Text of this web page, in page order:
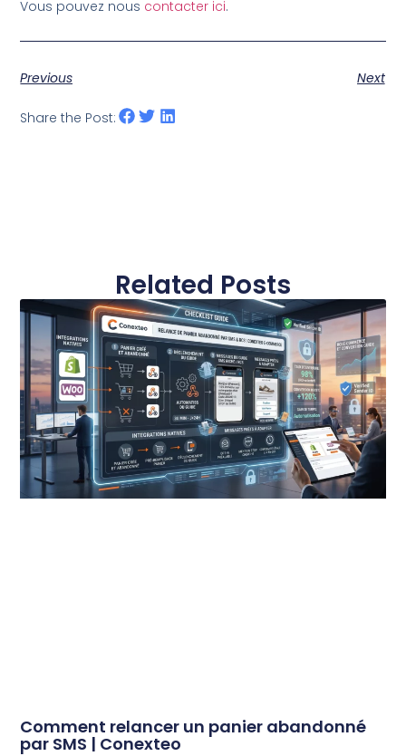
Vous pouvez nous contacter ici.
Previous Next
Share the Post:
Related Posts
Comment relancer un panier abandonné
par SMS | Conexteo